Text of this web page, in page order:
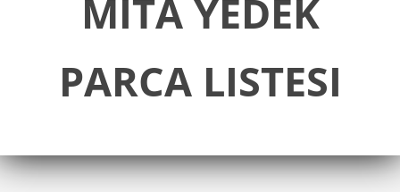
MITA YEDEK
PARCA LISTESI